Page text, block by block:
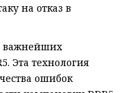
на отказ в
важнейших
Эта технология
ошибок